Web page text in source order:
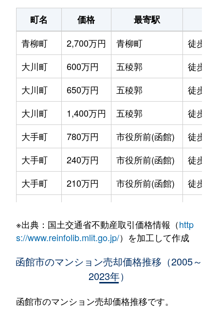
町名 価格 最寄駅
青柳町
2,700万円 青柳町
徒歩0
大川町
600万円 五稜郭
徒歩14
大川町
650万円 五稜郭
徒歩13
大川町
1,400万円 五稜郭
徒歩7
大手町
780万円 市役所前(函館)
徒歩2
大手町
240万円 市役所前(函館)
徒歩2
大手町
210万円 市役所前(函館)
徒歩2
大森町
330万円 松風町
徒歩5
2,400万円 五稜郭
五稜郭町
520万円 五稜郭
※出典：国土交通省不動産取引価格情報（http
s://www.reinfolib.mlit.go.jp/）を加工して作成
函館市のマンション売却価格推移（2005～
2023年）
函館市のマンション売却価格推移です。